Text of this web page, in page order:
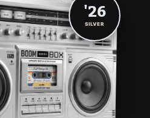
'26
SILVER